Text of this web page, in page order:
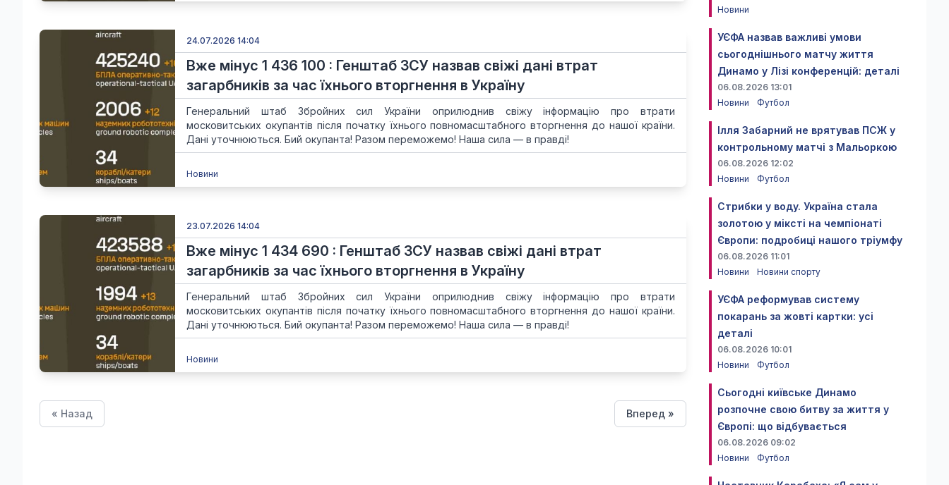
24.07.2026 14:04
Вже мінус 1 436 100 : Генштаб ЗСУ назвав свіжі дані втрат
загарбників за час їхнього вторгнення в Україну
Генеральний штаб Збройних сил України оприлюднив свіжу інформацію про втрати
московитських окупантів після початку їхнього повномасштабного вторгнення до нашої країни.
Дані уточнюються. Бий окупанта! Разом переможемо! Наша сила — в правді!
Новини
23.07.2026 14:04
Вже мінус 1 434 690 : Генштаб ЗСУ назвав свіжі дані втрат
загарбників за час їхнього вторгнення в Україну
Генеральний штаб Збройних сил України оприлюднив свіжу інформацію про втрати
московитських окупантів після початку їхнього повномасштабного вторгнення до нашої країни.
Дані уточнюються. Бий окупанта! Разом переможемо! Наша сила — в правді!
Новини
« Назад Вперед »
Новини
УЄФА назвав важливі умови
сьогоднішнього матчу життя
Динамо у Лізі конференцій: деталі
06.08.2026 13:01
Новини
Футбол
Ілля Забарний не врятував ПСЖ у
контрольному матчі з Мальоркою
06.08.2026 12:02
Новини
Футбол
Стрибки у воду. Україна стала
золотою у міксті на чемпіонаті
Європи: подробиці нашого тріумфу
06.08.2026 11:01
Новини
Новини спорту
УЄФА реформував систему
покарань за жовті картки: усі
деталі
06.08.2026 10:01
Новини
Футбол
Сьогодні київське Динамо
розпочне свою битву за життя у
Європі: що відбувається
06.08.2026 09:02
Новини
Футбол